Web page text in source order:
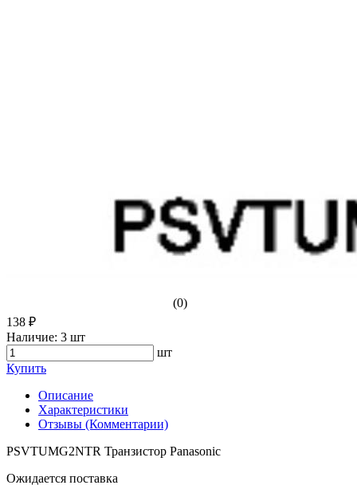
(0)
138 ₽
Наличие: 3 шт
шт
Купить
Описание
Характеристики
Отзывы (Комментарии)
PSVTUMG2NTR Транзистор Panasonic
Ожидается поставка